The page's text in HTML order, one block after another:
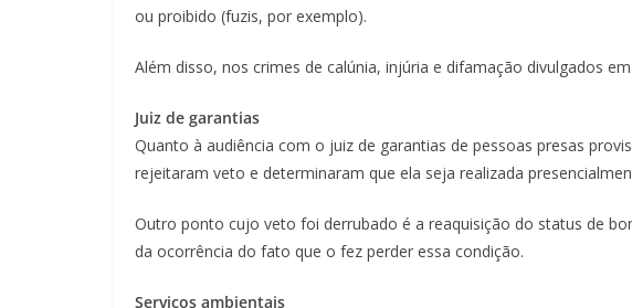
ou proibido (fuzis, por exemplo).
Além disso, nos crimes de calúnia, injúria e difamação divulgados
Juiz de garantias
Quanto à audiência com o juiz de garantias de pessoas presas
rejeitaram veto e determinaram que ela seja realizada
Outro ponto cujo veto foi derrubado é a reaquisição do status de
da ocorrência do fato que o fez perder essa condição.
Serviços ambientais